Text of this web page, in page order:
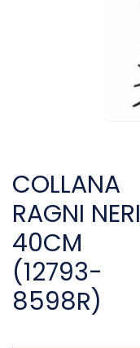
COLLANA
RAGNI NERI
40CM
(12793-
8598R)